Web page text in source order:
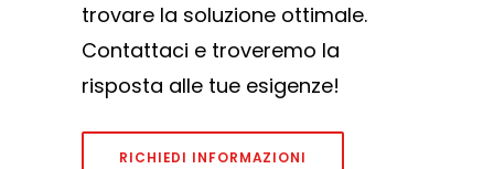
trovare la soluzione ottimale.
Contattaci e troveremo la
risposta alle tue esigenze!
RICHIEDI INFORMAZIONI